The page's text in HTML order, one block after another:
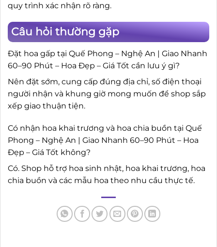
quy trình xác nhận rõ ràng.
Câu hỏi thường gặp
Đặt hoa gấp tại Quế Phong – Nghệ An | Giao Nhanh
60–90 Phút – Hoa Đẹp – Giá Tốt cần lưu ý gì?
Nên đặt sớm, cung cấp đúng địa chỉ, số điện thoại
người nhận và khung giờ mong muốn để shop sắp
xếp giao thuận tiện.
Có nhận hoa khai trương và hoa chia buồn tại Quế
Phong – Nghệ An | Giao Nhanh 60–90 Phút – Hoa
Đẹp – Giá Tốt không?
Có. Shop hỗ trợ hoa sinh nhật, hoa khai trương, hoa
chia buồn và các mẫu hoa theo nhu cầu thực tế.